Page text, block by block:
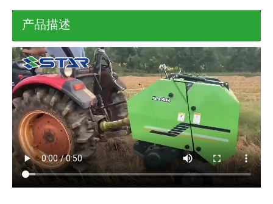
产品描述